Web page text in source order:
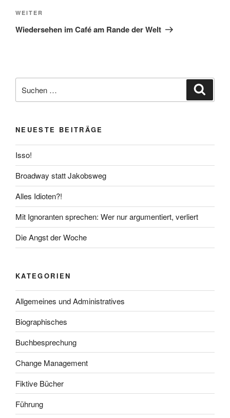
Nächster
Beitrag
WEITER
Wiedersehen im Café am Rande der Welt
nach:
NEUESTE BEITRÄGE
Isso!
Broadway statt Jakobsweg
Alles Idioten?!
Mit Ignoranten sprechen: Wer nur argumentiert, verliert
Die Angst der Woche
KATEGORIEN
Allgemeines und Administratives
Biographisches
Buchbesprechung
Change Management
Fiktive Bücher
Führung